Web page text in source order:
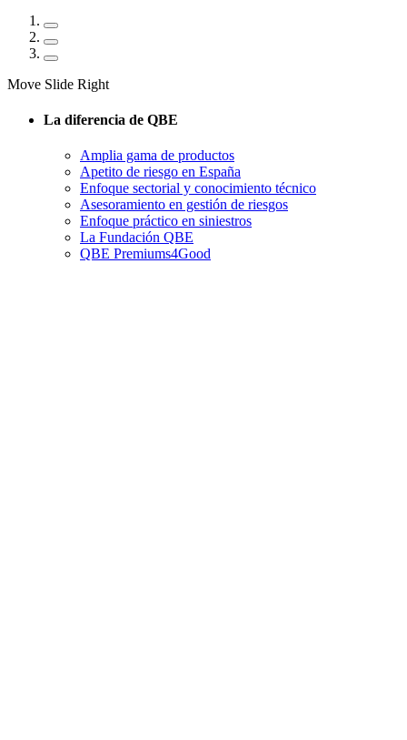
Move Slide Right
La diferencia de QBE
Amplia gama de productos
Apetito de riesgo en España
Enfoque sectorial y conocimiento técnico
Asesoramiento en gestión de riesgos
Enfoque práctico en siniestros
La Fundación QBE
QBE Premiums4Good